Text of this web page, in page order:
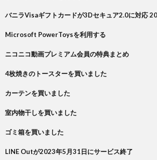
バニラVisaギフトカードが3Dセキュア2.0に対応
Microsoft PowerToysを利用する
ニコニコ動画プレミアム会員の特典まとめ
4枚焼きのトースターを買いました
カーテンを買いました
室内物干しを買いました
ゴミ箱を買いました
LINE Outが2023年5月31日にサービス終了